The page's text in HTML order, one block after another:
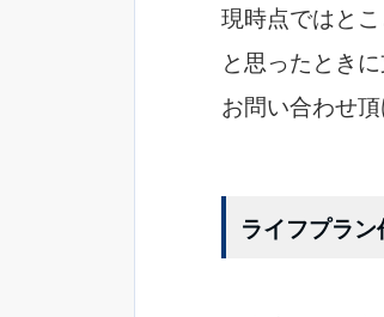
現時点ではと
と思ったとき
お問い合わせ頂
ライフプラン